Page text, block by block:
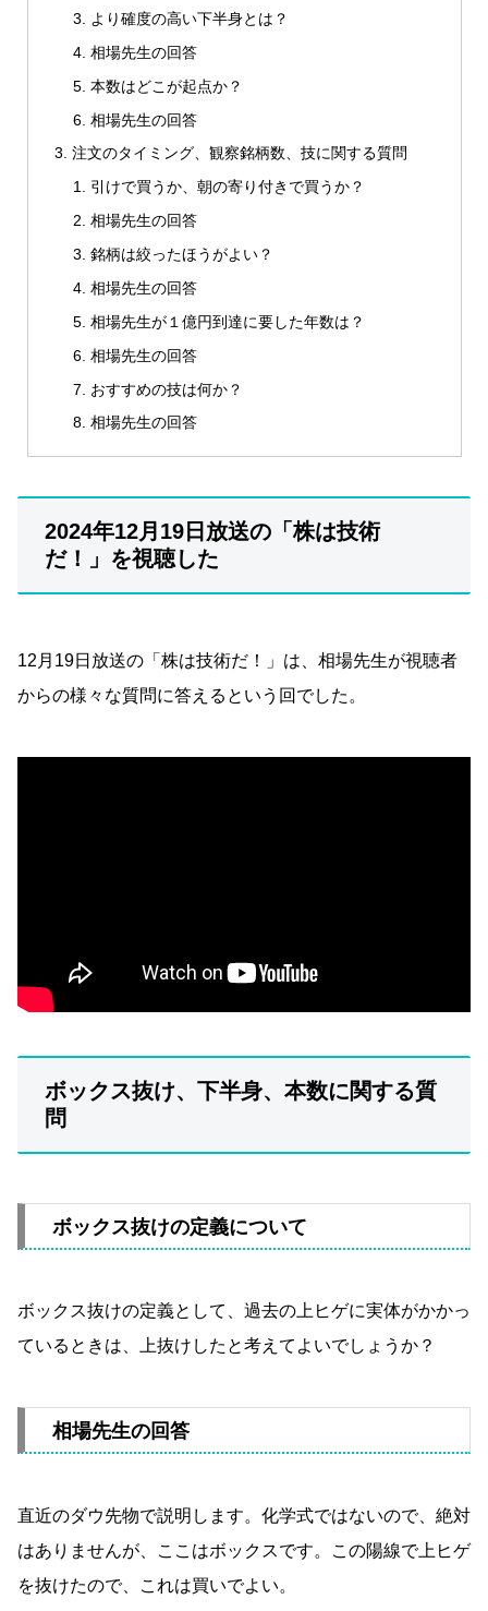
より確度の高い下半身とは？
相場先生の回答
本数はどこが起点か？
相場先生の回答
注文のタイミング、観察銘柄数、技に関する質問
引けで買うか、朝の寄り付きで買うか？
相場先生の回答
銘柄は絞ったほうがよい？
相場先生の回答
相場先生が１億円到達に要した年数は？
相場先生の回答
おすすめの技は何か？
相場先生の回答
2024年12月19日放送の「株は技術
だ！」を視聴した
12月19日放送の「株は技術だ！」は、相場先生が視聴者
からの様々な質問に答えるという回でした。
ボックス抜け、下半身、本数に関する質
問
ボックス抜けの定義について
ボックス抜けの定義として、過去の上ヒゲに実体がかかっ
ているときは、上抜けしたと考えてよいでしょうか？
相場先生の回答
直近のダウ先物で説明します。化学式ではないので、絶対
はありませんが、ここはボックスです。この陽線で上ヒゲ
を抜けたので、これは買いでよい。